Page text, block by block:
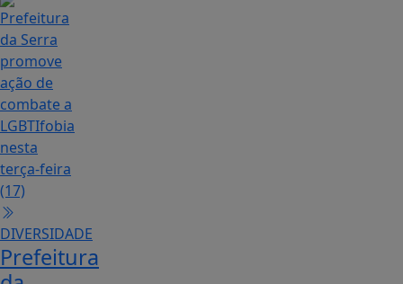
DIVERSIDADE
Prefeitura